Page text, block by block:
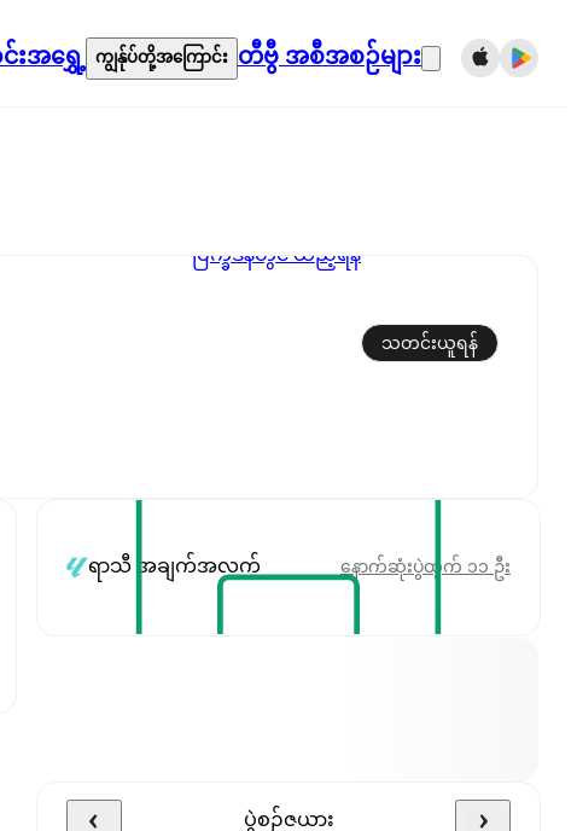
င်းအရွှေ့ ကျွန်ုပ်တို့အကြောင်း တီဗွီ အစီအစဉ်များ
ပြက္ခဒိန်တွင် ထည့်ရန်
သတင်းယူရန်
ရာသီ အချက်အလက် နောက်ဆုံးပွဲထွက် ၁၁ ဦး
ပွဲစဉ်ဇယား